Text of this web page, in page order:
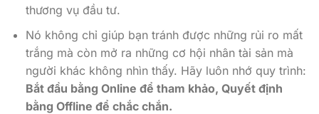
thương vụ đầu tư.
Nó không chỉ giúp bạn tránh được những rủi ro mất
trắng mà còn mở ra những cơ hội nhân tài sản mà
người khác không nhìn thấy. Hãy luôn nhớ quy trình:
Bắt đầu bằng Online để tham khảo, Quyết định
bằng Offline để chắc chắn.